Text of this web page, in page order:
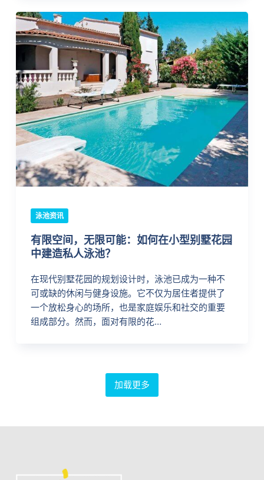
泳池资讯
有限空间，无限可能：如何在小型别墅花园
中建造私人泳池？
在现代别墅花园的规划设计时，泳池已成为一种不
可或缺的休闲与健身设施。它不仅为居住者提供了
一个放松身心的场所，也是家庭娱乐和社交的重要
组成部分。然而，面对有限的花…
加载更多